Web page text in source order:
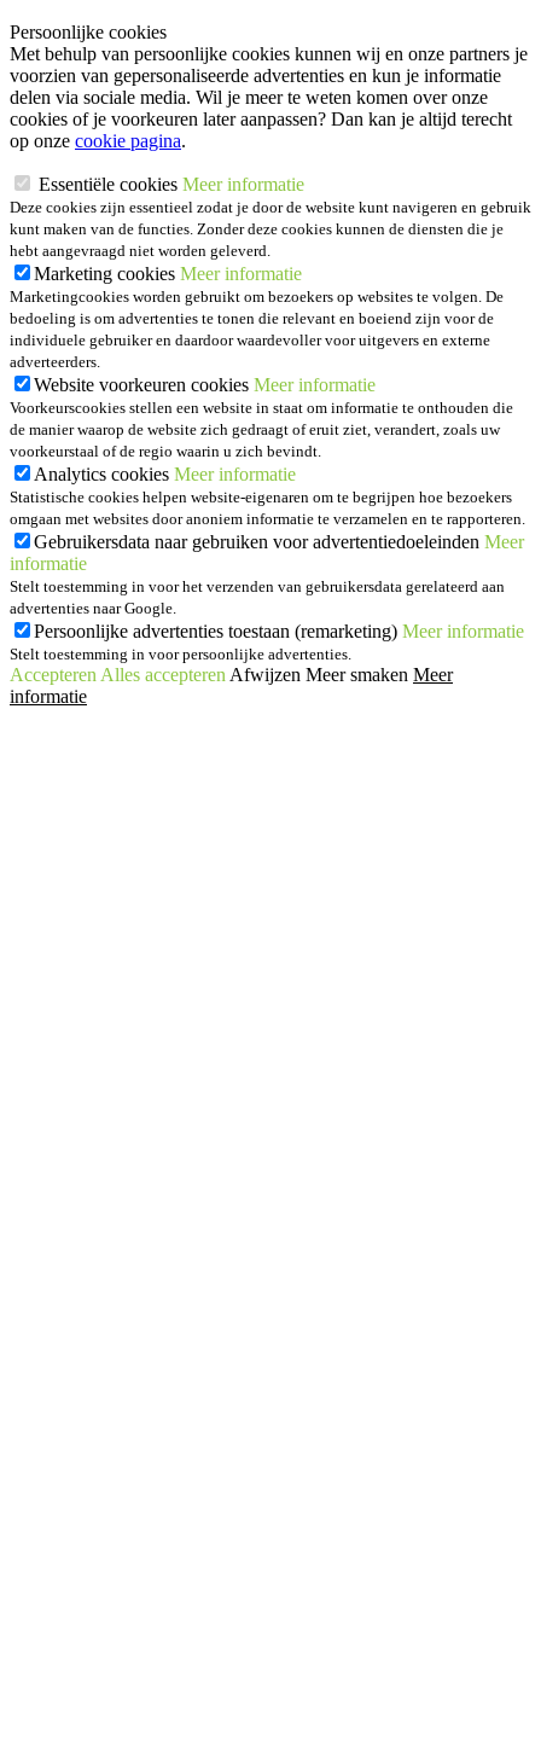
Persoonlijke cookies
Met behulp van persoonlijke cookies kunnen wij en onze partners je
voorzien van gepersonaliseerde advertenties en kun je informatie
delen via sociale media. Wil je meer te weten komen over onze
cookies of je voorkeuren later aanpassen? Dan kan je altijd terecht
op onze cookie pagina.
Essentiële cookies Meer informatie
Deze cookies zijn essentieel zodat je door de website kunt navigeren en gebruik
kunt maken van de functies. Zonder deze cookies kunnen de diensten die je
hebt aangevraagd niet worden geleverd.
Marketing cookies Meer informatie
Marketingcookies worden gebruikt om bezoekers op websites te volgen. De
bedoeling is om advertenties te tonen die relevant en boeiend zijn voor de
individuele gebruiker en daardoor waardevoller voor uitgevers en externe
adverteerders.
Website voorkeuren cookies Meer informatie
Voorkeurscookies stellen een website in staat om informatie te onthouden die
de manier waarop de website zich gedraagt of eruit ziet, verandert, zoals uw
voorkeurstaal of de regio waarin u zich bevindt.
Analytics cookies Meer informatie
Statistische cookies helpen website-eigenaren om te begrijpen hoe bezoekers
omgaan met websites door anoniem informatie te verzamelen en te rapporteren.
Gebruikersdata naar gebruiken voor advertentiedoeleinden Meer
informatie
Stelt toestemming in voor het verzenden van gebruikersdata gerelateerd aan
advertenties naar Google.
Persoonlijke advertenties toestaan (remarketing) Meer informatie
Stelt toestemming in voor persoonlijke advertenties.
Accepteren Alles accepteren Afwijzen Meer smaken Meer
informatie